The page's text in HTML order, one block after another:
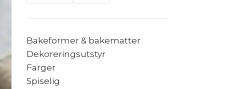
Bakeformer & bakematter
Dekoreringsutstyr
Farger
Spiselig